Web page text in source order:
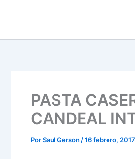
PASTA
CANDEAL
PorSaul Gerson /16 febrero, 2017